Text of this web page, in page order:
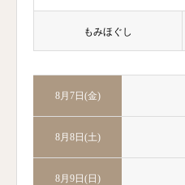
もみほぐし
8月7日(金)
8月8日(土)
8月9日(日)